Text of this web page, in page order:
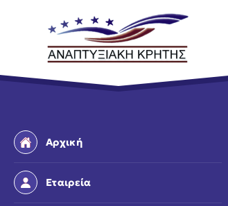
Αρχική
Εταιρεία